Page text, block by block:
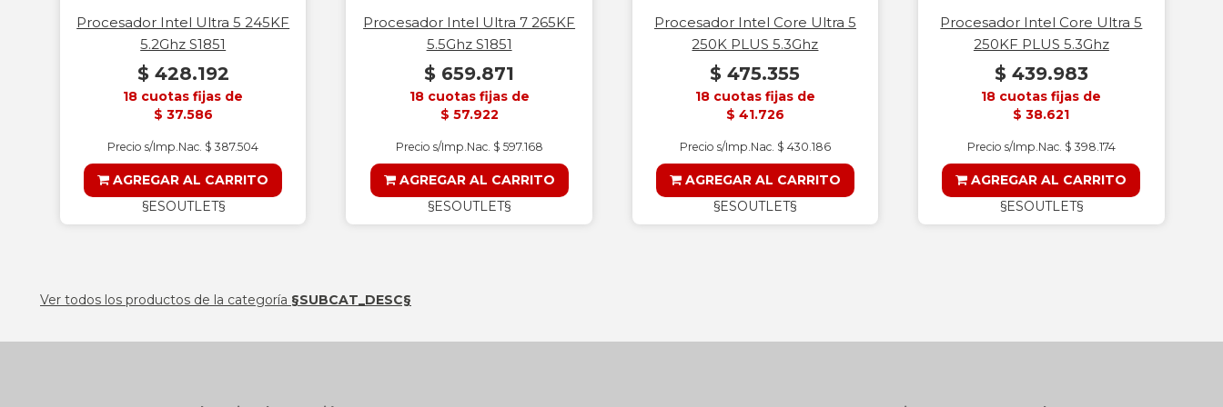
Procesador Intel Ultra 5 245KF
5.2Ghz S1851
$ 428.192
18 cuotas fijas de
$ 37.586
Precio s/Imp.Nac. $ 387.504
AGREGAR AL CARRITO
§ESOUTLET§
Procesador Intel Ultra 7 265KF
5.5Ghz S1851
$ 659.871
18 cuotas fijas de
$ 57.922
Precio s/Imp.Nac. $ 597.168
AGREGAR AL CARRITO
§ESOUTLET§
Procesador Intel Core Ultra 5
250K PLUS 5.3Ghz
$ 475.355
18 cuotas fijas de
$ 41.726
Precio s/Imp.Nac. $ 430.186
AGREGAR AL CARRITO
§ESOUTLET§
Procesador Intel Core Ultra 5
250KF PLUS 5.3Ghz
$ 439.983
18 cuotas fijas de
$ 38.621
Precio s/Imp.Nac. $ 398.174
AGREGAR AL CARRITO
§ESOUTLET§
Ver todos los productos de la categoría §SUBCAT_DESC§